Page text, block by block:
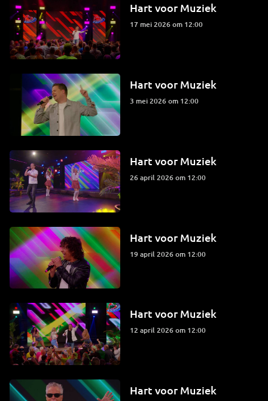
Hart voor Muziek
17 mei 2026 om 12:00
Hart voor Muziek
3 mei 2026 om 12:00
Hart voor Muziek
26 april 2026 om 12:00
Hart voor Muziek
19 april 2026 om 12:00
Hart voor Muziek
12 april 2026 om 12:00
Hart voor Muziek